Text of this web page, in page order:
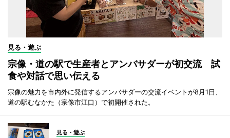
見る・遊ぶ
宗像・道の駅で生産者とアンバサダーが初交流 試
食や対話で思い伝える
宗像の魅力を市内外に発信するアンバサダーの交流イベントが8月1日、
道の駅むなかた（宗像市江口）で初開催された。
見る・遊ぶ